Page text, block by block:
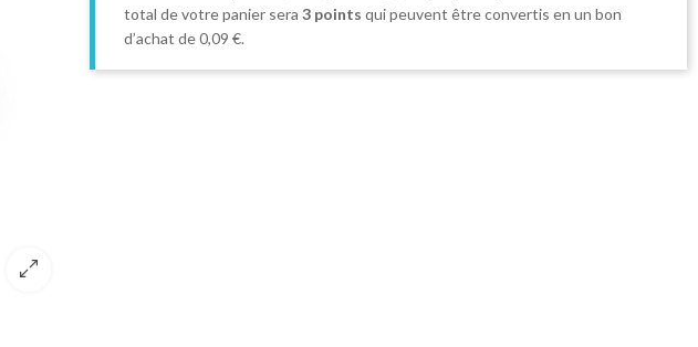
total de votre panier sera3 points qui peuvent être convertis en un bon
d’achat de0,09 €.